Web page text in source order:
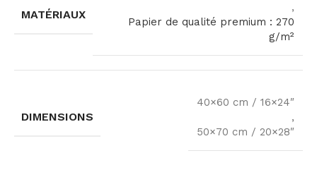
MATÉRIAUX
,
Papier de qualité premium : 270
g/m²
DIMENSIONS
40×60 cm / 16×24″
,
50×70 cm / 20×28″